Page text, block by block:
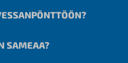
SAMEAA?